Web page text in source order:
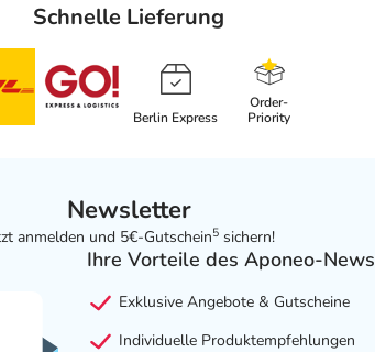
Schnelle Lieferung
Berlin Express
Order-
Priority
Newsletter
anmelden und 5€-Gutschein5 sichern!
Ihre Vorteile des Aponeo-
Exklusive Angebote & Gutscheine
Individuelle Produktempfehlungen